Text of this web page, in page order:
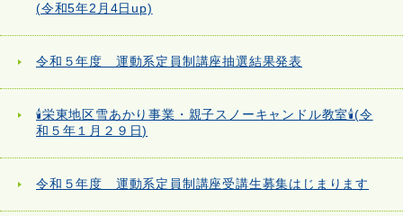
(令和5年2月4日up)
令和５年度 運動系定員制講座抽選結果発表
🕯栄東地区雪あかり事業・親子スノーキャンドル教室🕯(令
和５年１月２９日)
令和５年度 運動系定員制講座受講生募集はじまります